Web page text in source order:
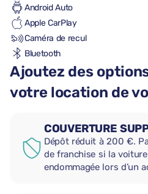
Android Auto
Apple CarPlay
Caméra de recul
Bluetooth
Ajoutez des
votre location de
COUVERTURE
Dépôt réduit à 200 €.
de franchise si la
endommagée lors d’un